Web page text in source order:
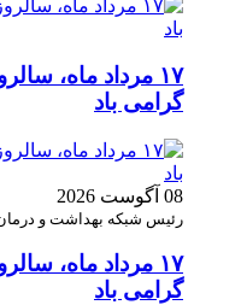
۱۷ مرداد ماه،
گرامی باد
08 آگوست 2026
رئیس شبکه بهداشت و
۱۷ مرداد ماه،
گرامی باد